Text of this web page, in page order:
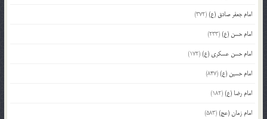
امام جعفر صادق (ع)(372)
امام حسن (ع)(233)
امام حسن عسکری (ع)(172)
امام حسین (ع)(847)
امام رضا (ع)(182)
امام زمان (عج)(583)